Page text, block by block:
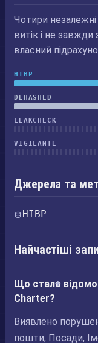
Чотири
витік і не
власний
HIBP
DEHASHED
LEAKCHECK
VIGILANTE
Джерела та
HIBP
Найчастіші
Що стало відомо
Charter?
Виявлено
пошти, Посади,